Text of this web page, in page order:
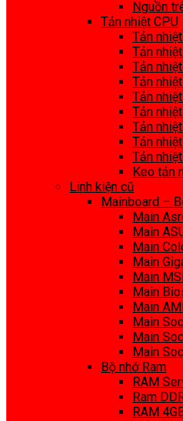
Nguồn
Tản nhiệt CPU
Tản
Tản
Tản
Tản
Tản
Tản
Tản
Tản
Tản
Keo tản
Linh kiện cũ
Mainboard –
Main
Main
Main
Main
Main
Main
Main
Main
Main
Main
Bộ nhớ Ram
RAM
Ram
RAM